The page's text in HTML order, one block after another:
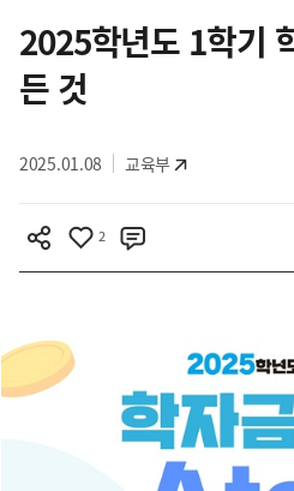
텐
츠
영
2025학년도 1학기
든 것
2025.01.08 교육부
2